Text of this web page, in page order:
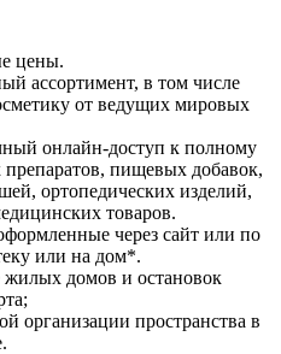
цены.
ассортимент, в том числе
от ведущих мировых
онлайн-доступ к полному
пищевых добавок,
ортопедических изделий,
товаров.
через сайт или по
или на дом*.
жилых домов и остановок
организации пространства в